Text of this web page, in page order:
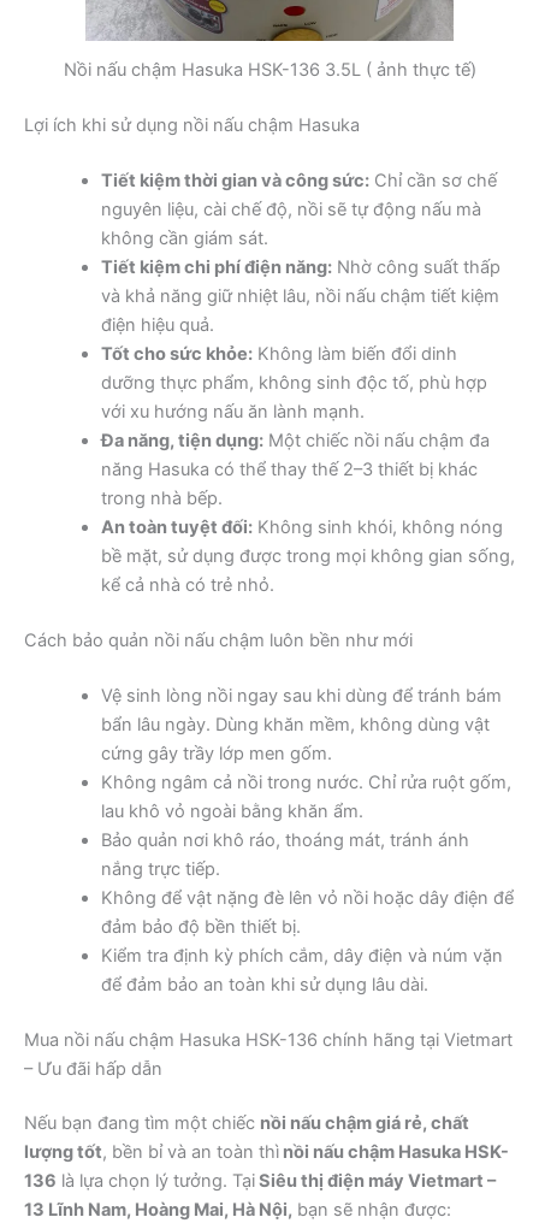
Nồi nấu chậm Hasuka HSK-136 3.5L ( ảnh thực tế)
Lợi ích khi sử dụng nồi nấu chậm Hasuka
Tiết kiệm thời gian và công sức:Chỉ cần sơ chế
nguyên liệu, cài chế độ, nồi sẽ tự động nấu mà
không cần giám sát.
Tiết kiệm chi phí điện năng:Nhờ công suất thấp
và khả năng giữ nhiệt lâu, nồi nấu chậm tiết kiệm
điện hiệu quả.
Tốt cho sức khỏe:Không làm biến đổi dinh
dưỡng thực phẩm, không sinh độc tố, phù hợp
với xu hướng nấu ăn lành mạnh.
Đa năng, tiện dụng:Một chiếc nồi nấu chậm đa
năng Hasuka có thể thay thế 2–3 thiết bị khác
trong nhà bếp.
An toàn tuyệt đối:Không sinh khói, không nóng
bề mặt, sử dụng được trong mọi không gian sống,
kể cả nhà có trẻ nhỏ.
Cách bảo quản nồi nấu chậm luôn bền như mới
Vệ sinh lòng nồi ngay sau khi dùng để tránh bám
bẩn lâu ngày. Dùng khăn mềm, không dùng vật
cứng gây trầy lớp men gốm.
Không ngâm cả nồi trong nước. Chỉ rửa ruột gốm,
lau khô vỏ ngoài bằng khăn ẩm.
Bảo quản nơi khô ráo, thoáng mát, tránh ánh
nắng trực tiếp.
Không để vật nặng đè lên vỏ nồi hoặc dây điện để
đảm bảo độ bền thiết bị.
Kiểm tra định kỳ phích cắm, dây điện và núm vặn
để đảm bảo an toàn khi sử dụng lâu dài.
Mua nồi nấu chậm Hasuka HSK-136 chính hãng tại Vietmart
– Ưu đãi hấp dẫn
Nếu bạn đang tìm một chiếc nồi nấu chậm giá rẻ, chất
lượng tốt, bền bỉ và an toàn thì nồi nấu chậm Hasuka HSK-
136 là lựa chọn lý tưởng. TạiSiêu thị điện máy Vietmart –
13 Lĩnh Nam, Hoàng Mai, Hà Nội, bạn sẽ nhận được: